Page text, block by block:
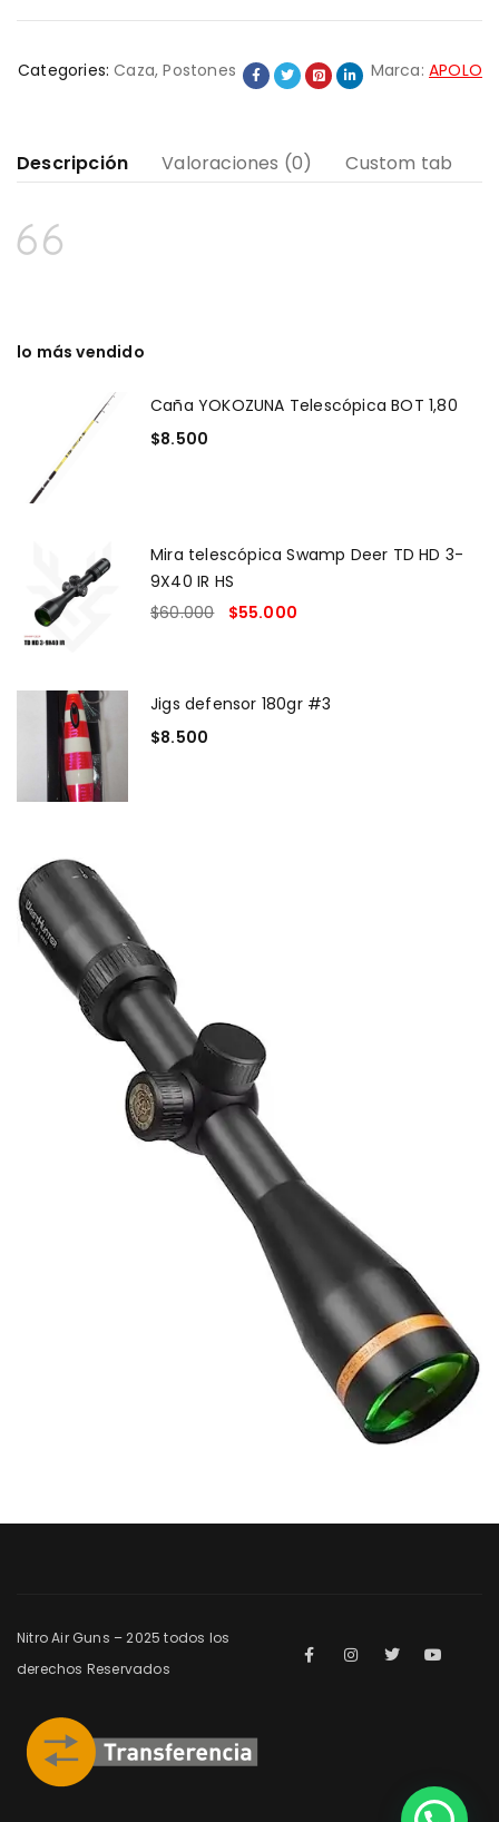
lo más vendido
Caña YOKOZUNA Telescópica BOT 1,80
$8.500
Mira telescópica Swamp Deer TD HD 3-
9X40 IR HS
$60.000 $55.000
Jigs defensor 180gr #3
$8.500
Categories: Caza,Postones Marca: APOLO
Descripción Valoraciones (0) Custom tab
Nitro Air Guns – 2025 todos los
derechos Reservados